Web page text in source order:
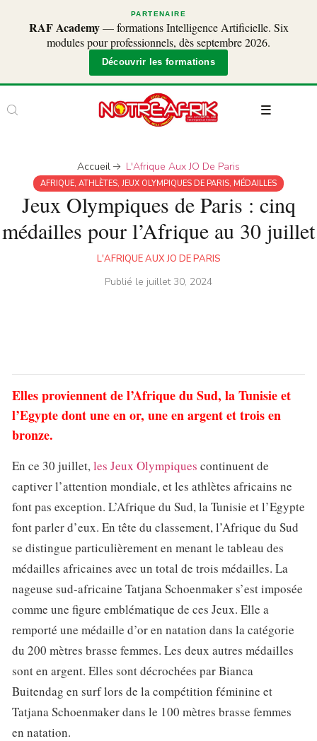
PARTENAIRE
RAF Academy— formations Intelligence Artificielle. Six
modules pour professionnels, dès septembre 2026.
Découvrir les formations
Accueil L'Afrique Aux JO De Paris
AFRIQUE, ATHLÈTES, JEUX OLYMPIQUES DE PARIS, MÉDAILLES
Jeux Olympiques de Paris : cinq
médailles pour l’Afrique au 30 juillet
L'AFRIQUE AUX JO DE PARIS
Publié le juillet 30, 2024
Elles proviennent de l’Afrique du Sud, la Tunisie et
l’Egypte dont une en or, une en argent et trois en
bronze.
En ce 30 juillet,les Jeux Olympiques continuent de
captiver l’attention mondiale, et les athlètes africains ne
font pas exception. L’Afrique du Sud, la Tunisie et l’Egypte
font parler d’eux. En tête du classement, l’Afrique du Sud
se distingue particulièrement en menant le tableau des
médailles africaines avec un total de trois médailles. La
nageuse sud-africaine Tatjana Schoenmaker s’est imposée
comme une figure emblématique de ces Jeux. Elle a
remporté une médaille d’or en natation dans la catégorie
du 200 mètres brasse femmes. Les deux autres médailles
sont en argent. Elles sont décrochées par Bianca
Buitendag en surf lors de la compétition féminine et
Tatjana Schoenmaker dans le 100 mètres brasse femmes
en natation.